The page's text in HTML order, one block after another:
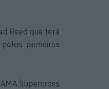
Reed que terá
primeiros
Supercross